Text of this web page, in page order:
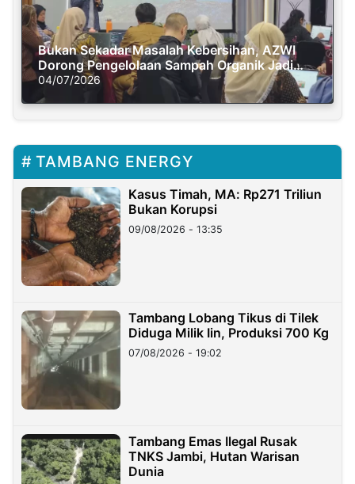
Bukan Sekadar Masalah Kebersihan, AZWI
Dorong Pengelolaan Sampah Organik Jadi
Solusi Krisis Iklim
04/07/2026
TAMBANG ENERGY
Kasus Timah, MA: Rp271 Triliun
Bukan Korupsi
09/08/2026 - 13:35
Tambang Lobang Tikus di Tilek
Diduga Milik Iin, Produksi 700 Kg
07/08/2026 - 19:02
Tambang Emas Ilegal Rusak
TNKS Jambi, Hutan Warisan
Dunia